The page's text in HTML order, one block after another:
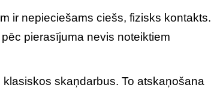
ir nepieciešams ciešs, fizisks kontakts.
pierasījuma nevis noteiktiem
skaņdarbus. To atskaņošana